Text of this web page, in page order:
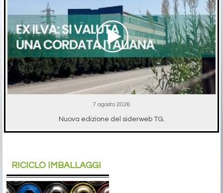
7 agosto 2026
Nuova edizione del siderweb TG.
RICICLO IMBALLAGGI